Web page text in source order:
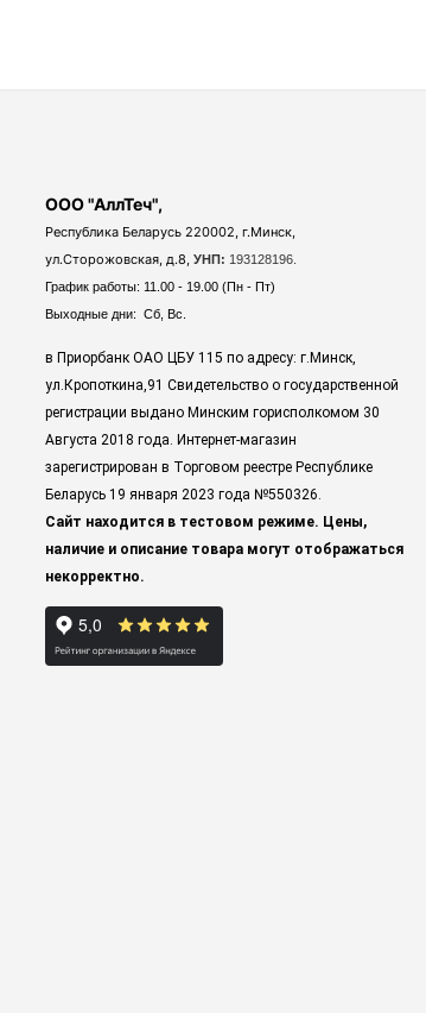
ООО "АллТеч",
Республика Беларусь 220002, г.Минск,
ул.Сторожовская, д.8, УНП: 193128196.
График работы: 11.00 - 19.00 (Пн - Пт)
Выходные дни: Сб, Вс.
в Приорбанк ОАО ЦБУ 115 по адресу: г.Минск,
ул.Кропоткина,91 Свидетельство о государственной
регистрации выдано Минским горисполкомом 30
Августа 2018 года. Интернет-магазин
зарегистрирован в Торговом реестре Республике
Беларусь 19 января 2023 года №550326.
Сайт находится в тестовом режиме. Цены,
наличие и описание товара могут отображаться
некорректно.